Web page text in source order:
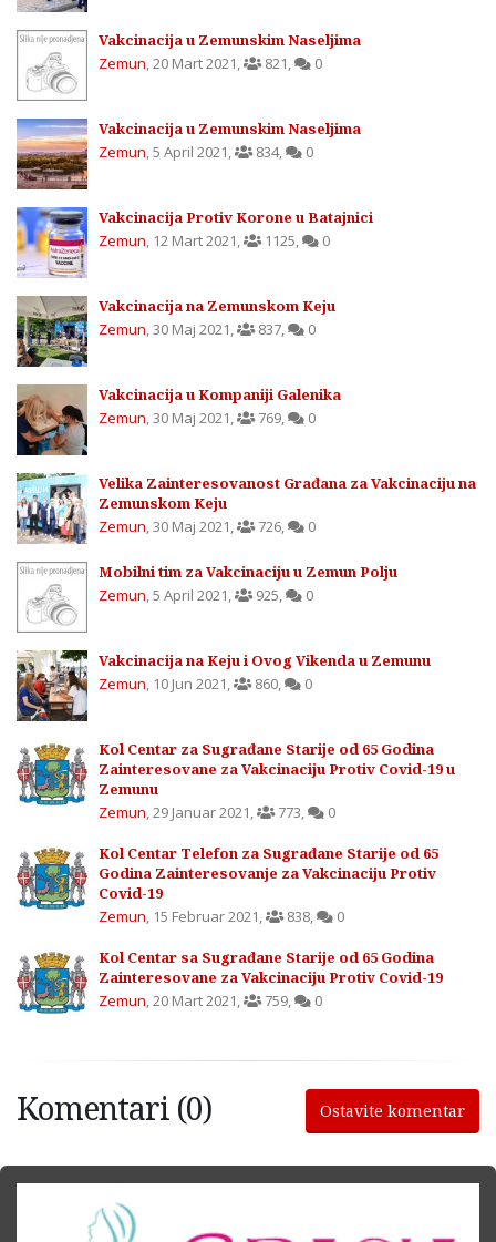
Vakcinacija u Zemunskim Naseljima
Zemun,20 Mart 2021, 821, 0
Vakcinacija u Zemunskim Naseljima
Zemun,5 April 2021, 834, 0
Vakcinacija Protiv Korone u Batajnici
Zemun, 12 Mart 2021, 1125, 0
Vakcinacija na Zemunskom Keju
Zemun,30 Maj 2021, 837, 0
Vakcinacija u Kompaniji Galenika
Zemun,30 Maj 2021, 769, 0
Velika Zainteresovanost Građana za Vakcinaciju na
Zemunskom Keju
Zemun,30 Maj 2021, 726, 0
Mobilni tim za Vakcinaciju u Zemun Polju
Zemun,5 April 2021, 925, 0
Vakcinacija na Keju i Ovog Vikenda u Zemunu
Zemun, 10 Jun 2021, 860, 0
Kol Centar za Sugrađane Starije od 65 Godina
Zainteresovane za Vakcinaciju Protiv Covid-19 u
Zemunu
Zemun,29 Januar 2021, 773, 0
Kol Centar Telefon za Sugrađane Starije od 65
Godina Zainteresovanje za Vakcinaciju Protiv
Covid-19
Zemun, 15 Februar 2021, 838, 0
Kol Centar sa Sugrađane Starije od 65 Godina
Zainteresovane za Vakcinaciju Protiv Covid-19
Zemun,20 Mart 2021, 759, 0
Komentari (0) Ostavite komentar